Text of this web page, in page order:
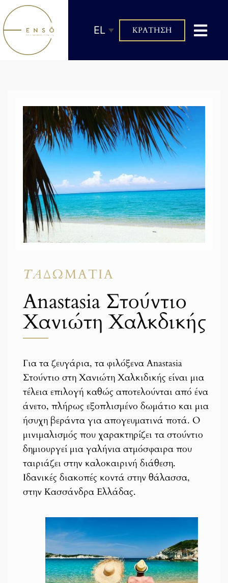
EL ΚΡΑΤΗΣΗ
ΤΑΔΩΜΆΤΙΑ
Anastasia Στούντιο
Χανιώτη Χαλκδικής
Για τα ζευγάρια, τα φιλόξενα Anastasia
Στούντιο στη Χανιώτη Χαλκιδικής είναι μια
τέλεια επιλογή καθώς αποτελούνται από ένα
άνετο, πλήρως εξοπλισμένο δωμάτιο και μια
ήσυχη βεράντα για απογευματινά ποτά. Ο
μινιμαλισμός που χαρακτηρίζει τα στούντιο
δημιουργεί μια γαλήνια ατμόσφαιρα που
ταιριάζει στην καλοκαιρινή διάθεση.
Ιδανικές διακοπές κοντά στην θάλασσα,
στην Κασσάνδρα Ελλάδας.